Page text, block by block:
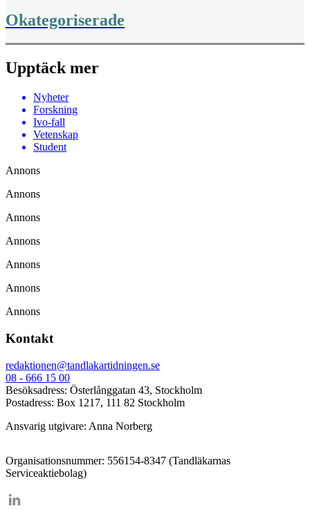
Okategoriserade
Upptäck mer
Nyheter
Forskning
Ivo-fall
Vetenskap
Student
Annons
Annons
Annons
Annons
Annons
Annons
Annons
Kontakt
redaktionen@tandlakartidningen.se
08 - 666 15 00
Besöksadress: Österlånggatan 43, Stockholm
Postadress: Box 1217, 111 82 Stockholm
Ansvarig utgivare: Anna Norberg
Organisationsnummer: 556154-8347 (Tandläkarnas
Serviceaktiebolag)